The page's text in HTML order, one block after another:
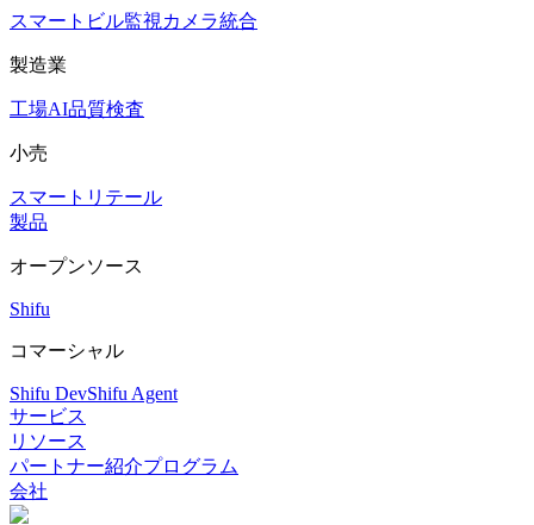
スマートビル監視カメラ統合
製造業
工場AI品質検査
小売
スマートリテール
製品
オープンソース
Shifu
コマーシャル
Shifu DevShifu Agent
サービス
リソース
パートナー紹介プログラム
会社